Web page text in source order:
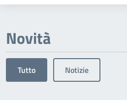
Novità
Tutto Notizie